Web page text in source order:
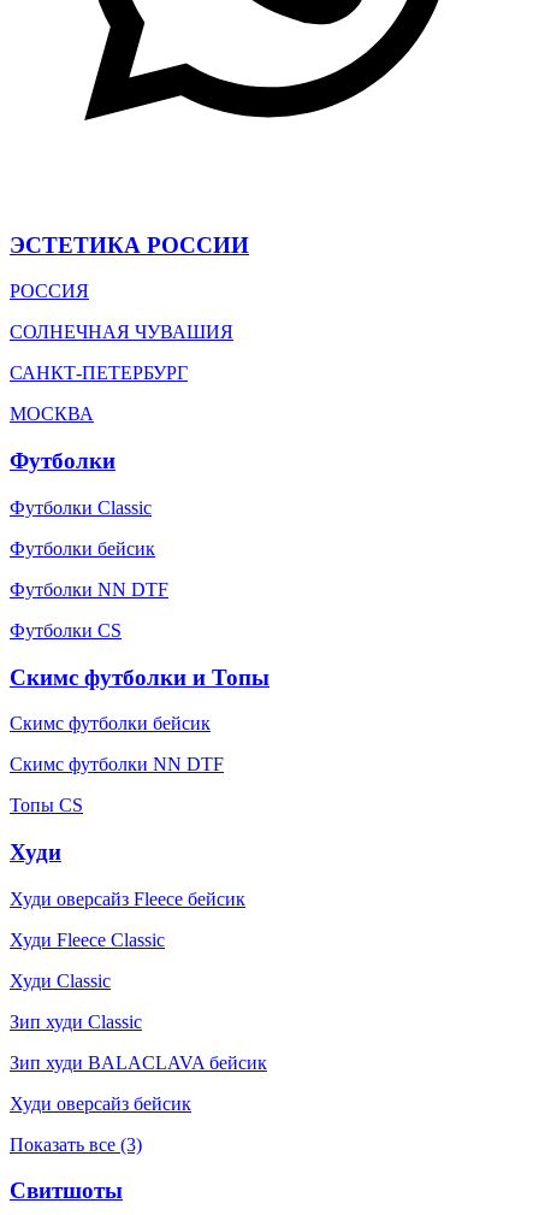
ЭСТЕТИКА РОССИИ
РОССИЯ
СОЛНЕЧНАЯ ЧУВАШИЯ
САНКТ-ПЕТЕРБУРГ
МОСКВА
Футболки
Футболки Classic
Футболки бейсик
Футболки NN DTF
Футболки CS
Скимс футболки и Топы
Скимс футболки бейсик
Скимс футболки NN DTF
Топы CS
Худи
Худи оверсайз Fleece бейсик
Худи Fleece Classic
Худи Classic
Зип худи Classic
Зип худи BALACLAVA бейсик
Худи оверсайз бейсик
Показать все (3)
Свитшоты